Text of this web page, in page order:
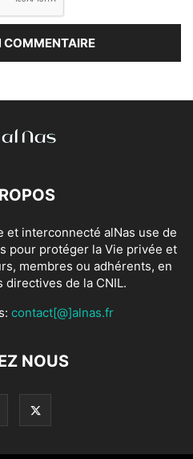
et interconnecté alNas use de
pour protéger la Vie privée et
membres ou adhérents, en
directives de la CNIL.
contact[@]alnas.fr
NOUS